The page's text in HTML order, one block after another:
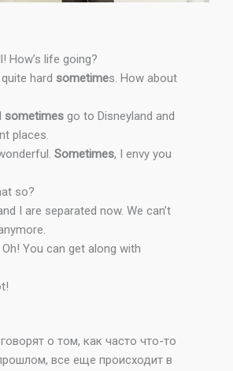
How’s life going?
hard sometimes. How about
sometimes go to Disneyland and
places.
Sometimes, I envy you
so?
I are separated now. We can’t
You can get along with
о том, как часто что-то
все еще происходит в